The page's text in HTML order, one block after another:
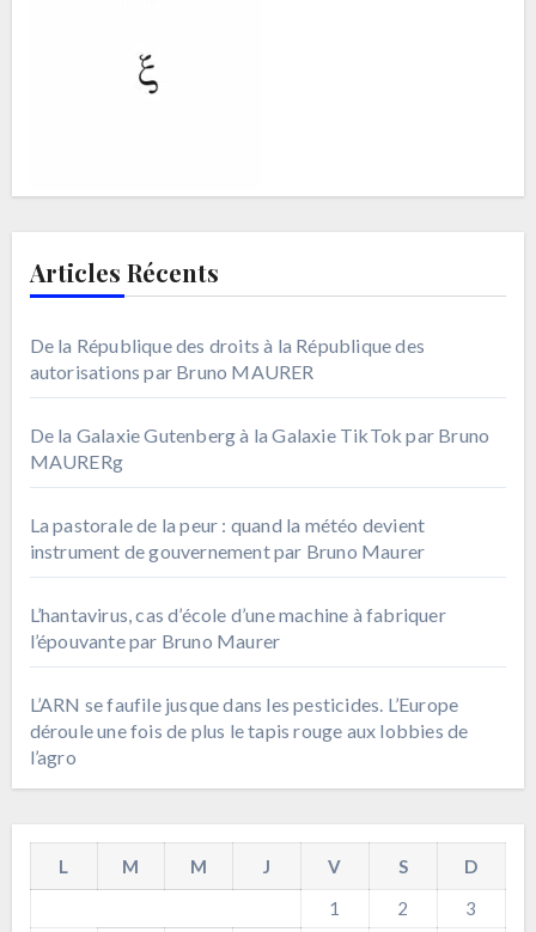
Articles Récents
De la République des droits à la République des
autorisations par Bruno MAURER
De la Galaxie Gutenberg à la Galaxie TikTok par Bruno
MAURERg
La pastorale de la peur : quand la météo devient
instrument de gouvernement par Bruno Maurer
L’hantavirus, cas d’école d’une machine à fabriquer
l’épouvante par Bruno Maurer
L’ARN se faufile jusque dans les pesticides. L’Europe
déroule une fois de plus le tapis rouge aux lobbies de
l’agro
L M M J V S
D
1
2
3